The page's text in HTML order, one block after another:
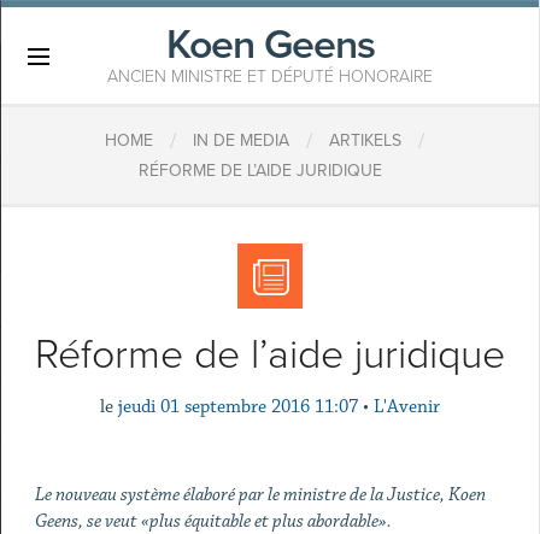
Koen Geens
ANCIEN MINISTRE ET DÉPUTÉ HONORAIRE
HOME / IN DE MEDIA / ARTIKELS /
RÉFORME DE L’AIDE JURIDIQUE
Réforme de l’aide juridique
le jeudi 01 septembre 2016 11:07 • L'Avenir
Le nouveau système élaboré par le ministre de la Justice, Koen
Geens, se veut «plus équitable et plus abordable».